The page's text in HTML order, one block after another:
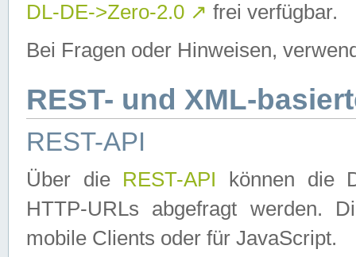
DL-DE->Zero-2.0 ↗ frei verfügbar.
Bei Fragen oder Hinweisen,
REST- und XML-
REST-API
Über die REST-API können die
HTTP-URLs abgefragt werden.
mobile Clients oder für JavaScript.